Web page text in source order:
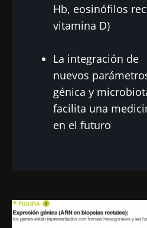
Hb, eosinófilos
vitamina D)
La integración de
nuevos
génica y
facilita una
en el futuro
Imagen
BMI 20-35
23/07/2026
Influencia
de la
microbiota
en la salud
reproductiva
Leer el
artículo
¿un
en
Leer